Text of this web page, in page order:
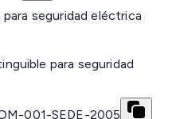
seguridad eléctrica
para seguridad
001-SEDE-2005